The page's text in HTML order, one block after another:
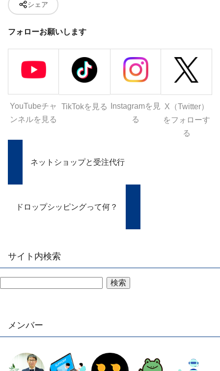
シェア
フォローお願いします
YouTubeチャ
ンネルを見る
TikTokを見る
Instagramを見
る
X（Twitter）
をフォローす
る
ネットショップと受注代行
ドロップシッピングって何？
サイト内検索
検索
メンバー